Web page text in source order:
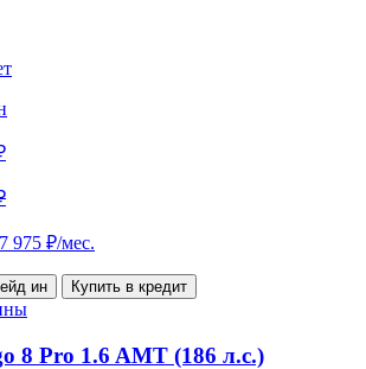
975 ₽/мес.
ин Купить в кредит
8 Pro 1.6 AMT (186 л.с.)